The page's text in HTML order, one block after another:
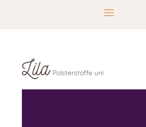
Lila Polsterstoffe uni